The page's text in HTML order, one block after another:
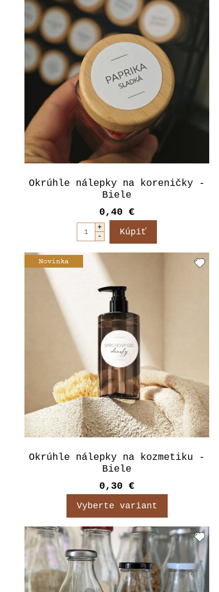
Okrúhle nálepky na koreničky -
Biele
0,40 €
Okrúhle nálepky na kozmetiku -
Biele
0,30 €
Vyberte variant